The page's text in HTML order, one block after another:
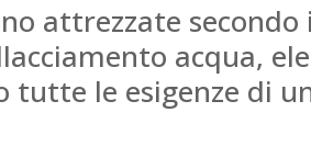
attrezzate secondo i
acqua,
le esigenze di